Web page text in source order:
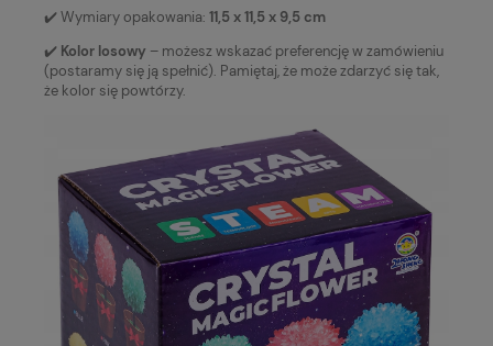
✔️ Wymiary opakowania: 11,5 x 11,5 x 9,5 cm
✔️ Kolor losowy – możesz wskazać preferencję w zamówieniu
(postaramy się ją spełnić). Pamiętaj, że może zdarzyć się tak,
że kolor się powtórzy.